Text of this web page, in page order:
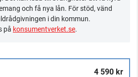
och få nya lån. För stöd, vänd
i din kommun.
på konsumentverket.se.
4 590 kr